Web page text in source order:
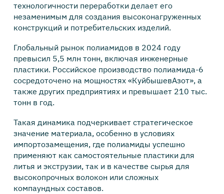
технологичности переработки делает его
незаменимым для создания высоконагруженных
конструкций и потребительских изделий.
Глобальный рынок полиамидов в 2024 году
превысил 5,5 млн тонн, включая инженерные
пластики. Российское производство полиамида-6
сосредоточено на мощностях «КуйбышевАзот», а
также других предприятиях и превышает 210 тыс.
тонн в год.
Такая динамика подчеркивает стратегическое
значение материала, особенно в условиях
импортозамещения, где полиамиды успешно
применяют как самостоятельные пластики для
литья и экструзии, так и в качестве сырья для
высокопрочных волокон или сложных
компаундных составов.